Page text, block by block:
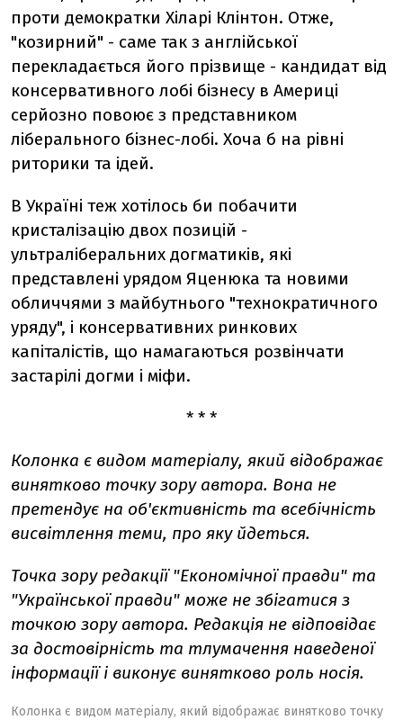
проти демократки Хіларі Клінтон. Отже,
"козирний" - саме так з англійської
перекладається його прізвище - кандидат від
консервативного лобі бізнесу в Америці
серйозно повоює з представником
ліберального бізнес-лобі. Хоча б на рівні
риторики та ідей.
В Україні теж хотілось би побачити
кристалізацію двох позицій -
ультраліберальних догматиків, які
представлені урядом Яценюка та новими
обличчями з майбутнього "технократичного
уряду", і консервативних ринкових
капіталістів, що намагаються розвінчати
застарілі догми і міфи.
* * *
Колонка є видом матеріалу, який відображає
винятково точку зору автора. Вона не
претендує на об'єктивність та всебічність
висвітлення теми, про яку йдеться.
Точка зору редакції "Економічної правди" та
"Української правди" може не збігатися з
точкою зору автора. Редакція не відповідає
за достовірність та тлумачення наведеної
інформації і виконує винятково роль носія.
Колонка є видом матеріалу, який відображає винятково точку